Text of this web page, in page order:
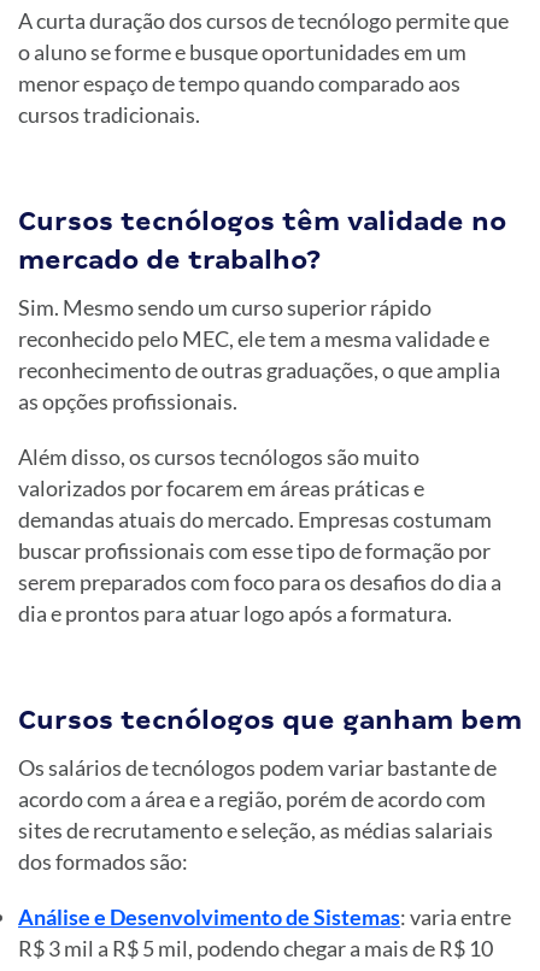
A curta duração dos cursos de tecnólogo permite que
o aluno se forme e busque oportunidades em um
menor espaço de tempo quando comparado aos
cursos tradicionais.
Cursos tecnólogos têm validade no
mercado de trabalho?
Sim. Mesmo sendo um curso superior rápido
reconhecido pelo MEC, ele tem a mesma validade e
reconhecimento de outras graduações, o que amplia
as opções profissionais.
Além disso, os cursos tecnólogos são muito
valorizados por focarem em áreas práticas e
demandas atuais do mercado. Empresas costumam
buscar profissionais com esse tipo de formação por
serem preparados com foco para os desafios do dia a
dia e prontos para atuar logo após a formatura.
Cursos tecnólogos que ganham bem
Os salários de tecnólogos podem variar bastante de
acordo com a área e a região, porém de acordo com
sites de recrutamento e seleção, as médias salariais
dos formados são:
Análise e Desenvolvimento de Sistemas: varia entre
R$ 3 mil a R$ 5 mil, podendo chegar a mais de R$ 10